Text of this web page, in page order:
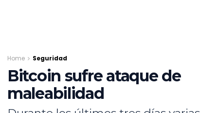
Home Seguridad
Bitcoin sufre ataque de
maleabilidad